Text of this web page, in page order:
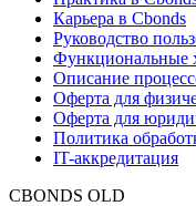
Карьера в Cbonds
Руководство
Функциональные
Описание
Оферта для
Оферта для
Политика
IT-аккредитация
CBONDS OLD